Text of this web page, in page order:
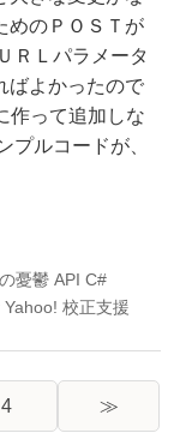
めのＰＯＳＴが
ＲＬパラメータ
ばよかったので
作って追加しな
プルコードが、
憂鬱 API C#
Yahoo! 校正支援
4 ≫